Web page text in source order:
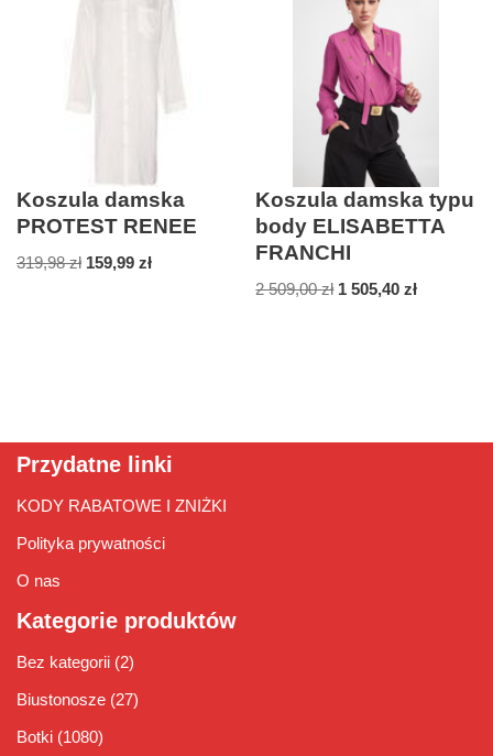
Koszula damska
PROTEST RENEE
319,98zł 159,99 zł
Koszula damska typu
body ELISABETTA
FRANCHI
2 509,00zł 1 505,40zł
Przydatne linki
KODY RABATOWE I ZNIŻKI
Polityka prywatności
O nas
Kategorie produktów
Bez kategorii (2)
Biustonosze (27)
Botki (1080)